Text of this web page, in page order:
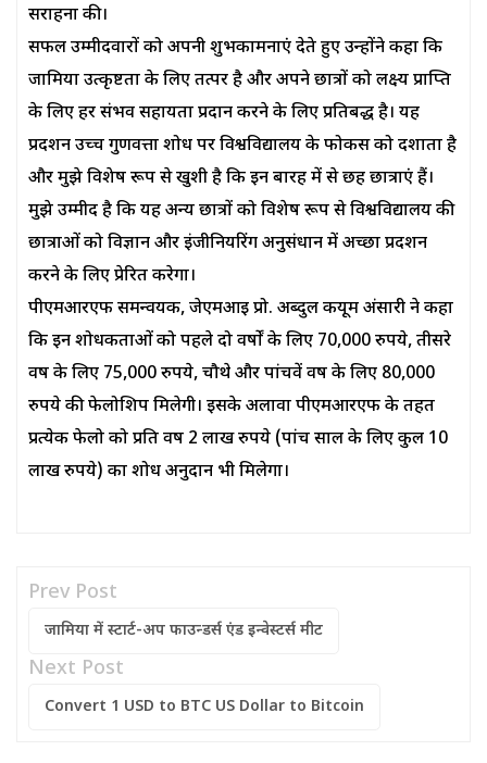
सराहना की।
सफल उम्मीदवारों को अपनी शुभकामनाएं देते हुए उन्होंने कहा कि
जामिया उत्कृष्टता के लिए तत्पर है और अपने छात्रों को लक्ष्य प्राप्ति
के लिए हर संभव सहायता प्रदान करने के लिए प्रतिबद्ध है। यह
प्रदर्शन उच्च गुणवत्ता शोध पर विश्वविद्यालय के फोकस को दर्शाता है
और मुझे विशेष रूप से खुशी है कि इन बारह में से छह छात्राएं हैं।
मुझे उम्मीद है कि यह अन्य छात्रों को विशेष रूप से विश्वविद्यालय की
छात्राओं को विज्ञान और इंजीनियरिंग अनुसंधान में अच्छा प्रदर्शन
करने के लिए प्रेरित करेगा।
पीएमआरएफ समन्वयक, जेएमआई प्रो. अब्दुल कयूम अंसारी ने कहा
कि इन शोधकर्ताओं को पहले दो वर्षों के लिए 70,000 रुपये, तीसरे
वर्ष के लिए 75,000 रुपये, चौथे और पांचवें वर्ष के लिए 80,000
रुपये की फेलोशिप मिलेगी। इसके अलावा पीएमआरएफ के तहत
प्रत्येक फेलो को प्रति वर्ष 2 लाख रुपये (पांच साल के लिए कुल 10
लाख रुपये) का शोध अनुदान भी मिलेगा।
Prev Post
जामिया में स्टार्ट-अप फाउन्डर्स एंड इन्वेस्टर्स मीट
Next Post
Convert 1 USD to BTC US Dollar to Bitcoin